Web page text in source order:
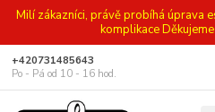
Milí zákazníci, právě probíhá úprava
komplikace
+420731485643
Po - Pá od 10 - 16 hod.